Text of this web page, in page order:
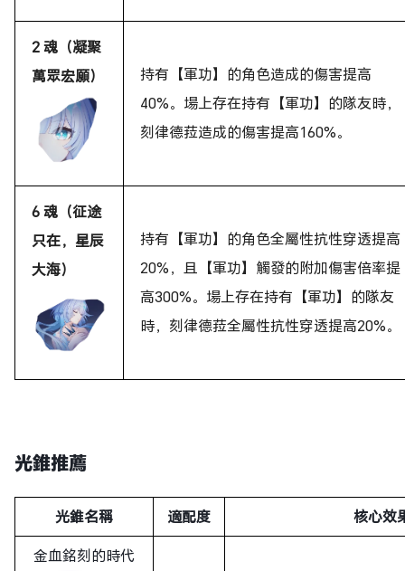
2 魂（凝聚
萬眾宏願）
持有【軍功】的角色造成的傷害提高
40%。場上存在持有【軍功】的隊友時，
刻律德菈造成的傷害提高160%。
6 魂（征途
只在，星辰
大海）
持有【軍功】的角色全屬性抗性穿透提高
20%，且【軍功】觸發的附加傷害倍率提
高300%。場上存在持有【軍功】的隊友
時，刻律德菈全屬性抗性穿透提高20%。
光錐推薦
光錐名稱 適配度 核心效
金血銘刻的時代